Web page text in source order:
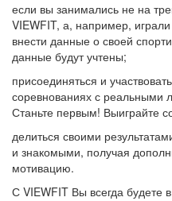
если вы занимались не на
VIEWFIT, а, например,
внести данные о своей
данные будут учтены;
присоединяться и
соревнованиях с реальными
Станьте первым! Выиграйте
делиться своими
и знакомыми, получая
мотивацию.
С VIEWFIT Вы всегда будете